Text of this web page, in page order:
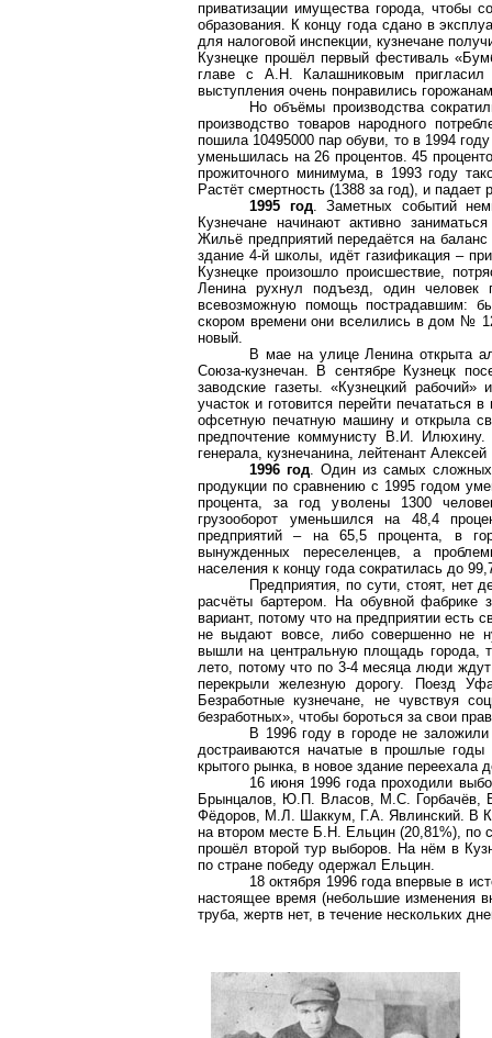
приватизации имущества города, чтобы
образования. К концу года сдано в
для налоговой инспекции, кузнечане
Кузнецке прошёл первый фестиваль
главе с А.Н. Калашниковым
выступления очень понравились
Но объёмы производства
производство товаров народного
пошила 10495000 пар обуви, то в 1994
уменьшилась на 26 процентов. 45
прожиточного минимума, в 1993 году
Растёт смертность (1388 за год), и падает
1995 год. Заметных событий
Кузнечане начинают активно
Жильё предприятий передаётся на
здание 4-й школы, идёт газификация –
Кузнецке произошло происшествие,
Ленина рухнул подъезд, один человек
всевозможную помощь пострадавшим:
скором времени они вселились в дом №
новый.
В мае на улице Ленина открыта
Союза-кузнечан. В сентябре Кузнецк
заводские газеты. «Кузнецкий
участок и готовится перейти
офсетную печатную машину и открыла
предпочтение коммунисту В.И.
генерала, кузнечанина, лейтенант
1996 год. Один из самых сложных
продукции по сравнению с 1995 годом
процента, за год уволены 1300
грузооборот уменьшился на 48,4
предприятий – на 65,5 процента, в
вынужденных переселенцев, а
населения к концу года сократилась до
Предприятия, по сути, стоят, нет
расчёты бартером. На обувной фабрике
вариант, потому что на предприятии есть
не выдают вовсе, либо совершенно не
вышли на центральную площадь города,
лето, потому что по 3-4 месяца люди
перекрыли железную дорогу. Поезд
Безработные кузнечане, не чувствуя
безработных», чтобы бороться за свои
В 1996 году в городе не
достраиваются начатые в прошлые годы
крытого рынка, в новое здание переехала
16 июня 1996 года проходили
Брынцалов, Ю.П. Власов, М.С. Горбачёв,
Фёдоров, М.Л. Шаккум, Г.А. Явлинский. В
на втором месте Б.Н. Ельцин (20,81%), по
прошёл второй тур выборов. На нём в
по стране победу одержал Ельцин.
18 октября 1996 года впервые в
настоящее время (небольшие изменения
труба, жертв нет, в течение нескольких